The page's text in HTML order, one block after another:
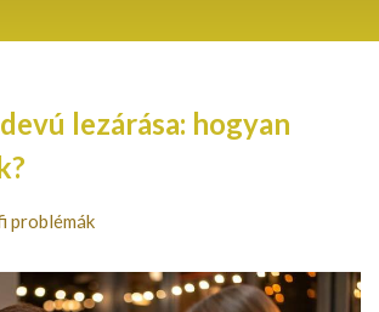
lezárása: hogyan
problémák